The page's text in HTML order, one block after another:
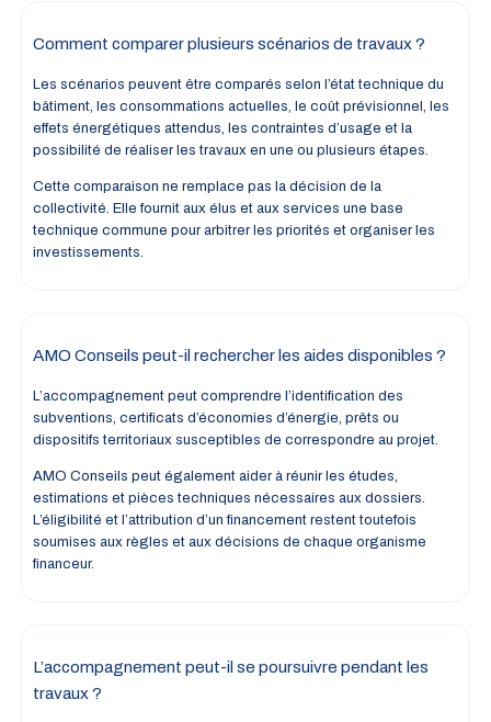
Comment comparer plusieurs scénarios de travaux ?
Les scénarios peuvent être comparés selon l’état technique du
bâtiment, les consommations actuelles, le coût prévisionnel, les
effets énergétiques attendus, les contraintes d’usage et la
possibilité de réaliser les travaux en une ou plusieurs étapes.
Cette comparaison ne remplace pas la décision de la
collectivité. Elle fournit aux élus et aux services une base
technique commune pour arbitrer les priorités et organiser les
investissements.
AMO Conseils peut-il rechercher les aides disponibles ?
L’accompagnement peut comprendre l’identification des
subventions, certificats d’économies d’énergie, prêts ou
dispositifs territoriaux susceptibles de correspondre au projet.
AMO Conseils peut également aider à réunir les études,
estimations et pièces techniques nécessaires aux dossiers.
L’éligibilité et l’attribution d’un financement restent toutefois
soumises aux règles et aux décisions de chaque organisme
financeur.
L’accompagnement peut-il se poursuivre pendant les
travaux ?